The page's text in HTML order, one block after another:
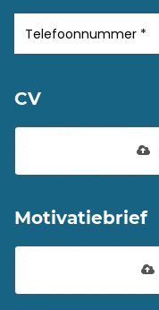
CV
Motivatiebrief